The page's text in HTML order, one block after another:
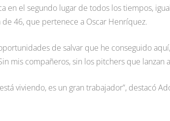
en el segundo lugar de todos los tiempos,
46, que pertenece a Oscar Henríquez.
de salvar que he conseguido
mis compañeros, sin los pitchers que lanzan
viviendo, es un gran trabajador”, destacó